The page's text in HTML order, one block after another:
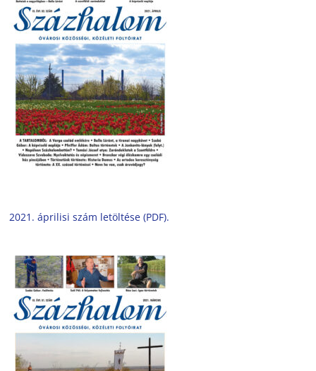
2021. áprilisi szám letöltése (PDF).